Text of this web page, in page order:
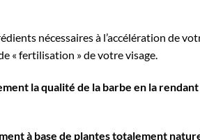
nécessaires à l’accélération de
« fertilisation » de votre visage.
la qualité de la barbe en la
à base de plantes totalement